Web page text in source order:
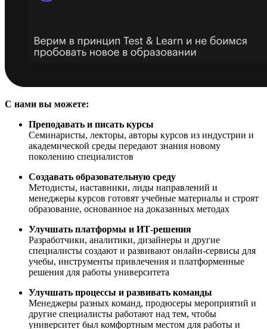
С нами вы можете:
Преподавать и писать курсы
Семинаристы, лекторы, авторы курсов из индустрии и
академической среды передают знания новому
поколению специалистов
Создавать образовательную среду
Методисты, наставники, лиды направлений и
менеджеры курсов готовят учебные материалы и строят
образование, основанное на доказанных методах
Улучшать платформы и ИТ-решения
Разработчики, аналитики, дизайнеры и другие
специалисты создают и развивают онлайн-сервисы для
учебы, инструменты привлечения и платформенные
решения для работы университета
Улучшать процессы и развивать команды
Менеджеры разных команд, продюсеры мероприятий и
другие специалисты работают над тем, чтобы
университет был комфортным местом для работы и